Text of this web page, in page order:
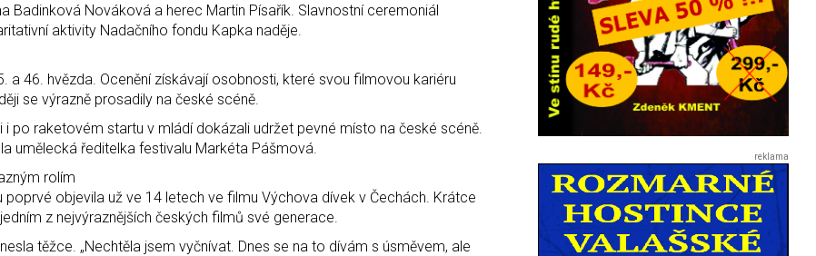
Badinková Nováková a herec Martin Písařík. Slavnostní ceremoniál
aktivity Nadačního fondu Kapka naděje.
a 46. hvězda. Ocenění získávají osobnosti, které svou filmovou kariéru
se výrazně prosadily na české scéně.
i po raketovém startu v mládí dokázali udržet pevné místo na české scéně.
umělecká ředitelka festivalu Markéta Pášmová.
rolím
objevila už ve 14 letech ve filmu Výchova dívek v Čechách. Krátce
z nejvýraznějších českých filmů své generace.
těžce. „Nechtěla jsem vyčnívat. Dnes se na to dívám s úsměvem, ale